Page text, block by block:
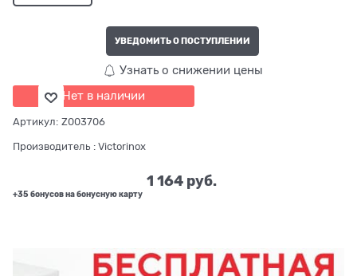
УВЕДОМИТЬ О ПОСТУПЛЕНИИ
Узнать о снижении цены
Нет в наличии
Артикул: Z003706
Производитель : Victorinox
1 164 руб.
+35 бонусов на бонусную карту